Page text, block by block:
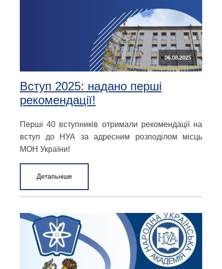
06.08.2025
Вступ 2025: надано перші
рекомендації!
Перші 40 вступників отримали рекомендації на
вступ до НУА за адресним розподілом місць
МОН України!
Детальніше